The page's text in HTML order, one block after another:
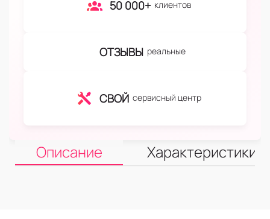
50 000+ клиентов
ОТЗЫВЫ реальные
СВОЙ сервисный центр
Описание Характеристики